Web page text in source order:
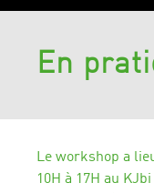
En
Le workshop a
10H à 17H au